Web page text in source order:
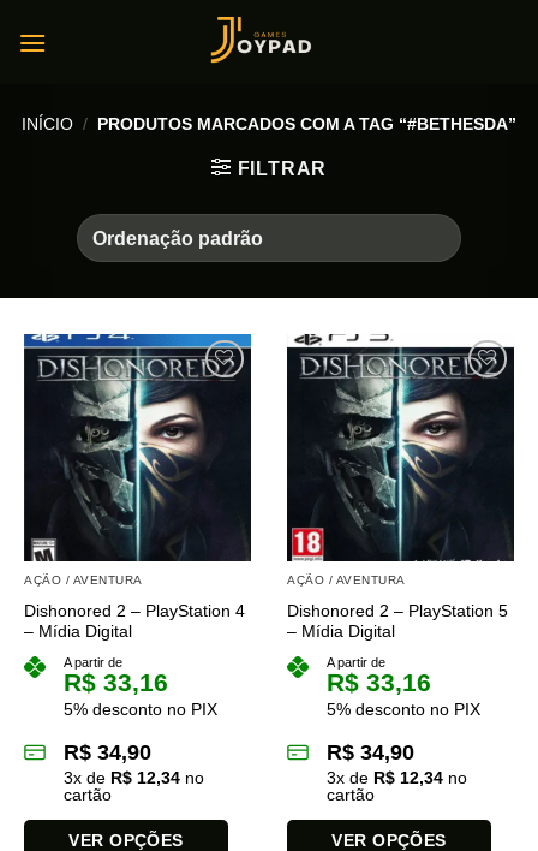
INÍCIO / PRODUTOS MARCADOS COM A TAG “#BETHESDA”
FILTRAR
AÇÃO / AVENTURA
Dishonored 2 – PlayStation 4
– Mídia Digital
A partir de
R$ 33,16
5% desconto no PIX
R$ 34,90
3x de R$ 12,34 no
cartão
VER OPÇÕES
AÇÃO / AVENTURA
Dishonored 2 – PlayStation 5
– Mídia Digital
A partir de
R$ 33,16
5% desconto no PIX
R$ 34,90
3x de R$ 12,34 no
cartão
VER OPÇÕES